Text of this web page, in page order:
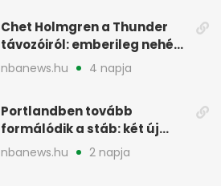
Chet Holmgren a Thunder
távozóiról: emberileg nehéz,
de bízik
nbanews.hu 4 napja
Portlandben tovább
formálódik a stáb: két új
szakember a Blazersnél
nbanews.hu 2 napja